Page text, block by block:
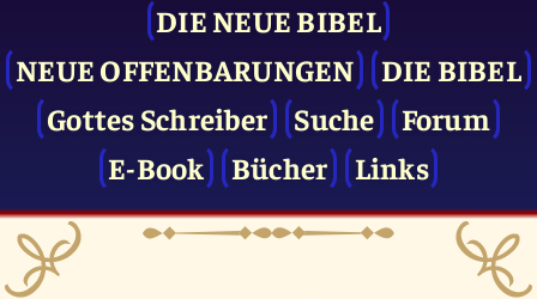
DIE NEUE BIBEL
NEUE OFFENBARUNGEN
DIE BIBEL
Gottes Schreiber
Suche
Forum
E-Book
Bücher Links